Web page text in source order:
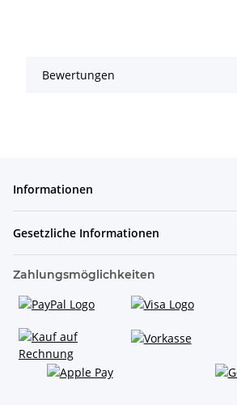
Bewertungen
Informationen
Gesetzliche Informationen
Zahlungsmöglichkeiten